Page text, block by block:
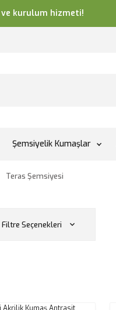
kurulum hizmeti!
Şemsiyelik Kumaşlar
Teras Şemsiyesi
Filtre Seçenekleri